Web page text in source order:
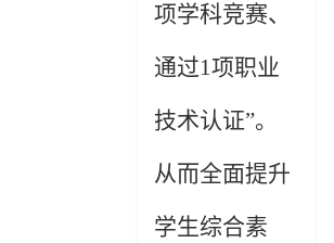
项学科竞赛、
通过1项职业
技术认证”。
从而全面提升
学生综合素